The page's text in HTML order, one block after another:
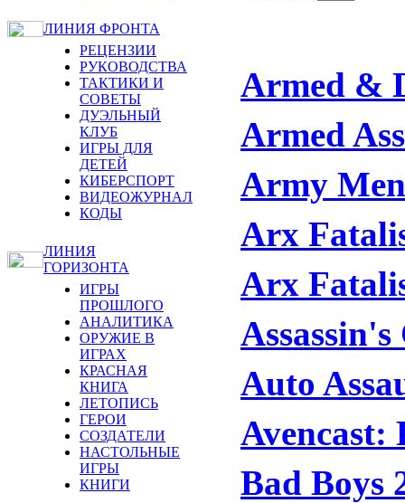
ЛИНИЯ ФРОНТА
РЕЦЕНЗИИ
РУКОВОДСТВА
ТАКТИКИ И
СОВЕТЫ
ДУЭЛЬНЫЙ
КЛУБ
ИГРЫ ДЛЯ
ДЕТЕЙ
КИБЕРСПОРТ
ВИДЕОЖУРНАЛ
КОДЫ
ЛИНИЯ
ГОРИЗОНТА
ИГРЫ
ПРОШЛОГО
АНАЛИТИКА
ОРУЖИЕ В
ИГРАХ
КРАСНАЯ
КНИГА
ЛЕТОПИСЬ
ГЕРОИ
СОЗДАТЕЛИ
НАСТОЛЬНЫЕ
ИГРЫ
КНИГИ
Armed &
Armed
Army Men
Arx
Arx
Assassin's
Auto
Avencast:
Bad Boys